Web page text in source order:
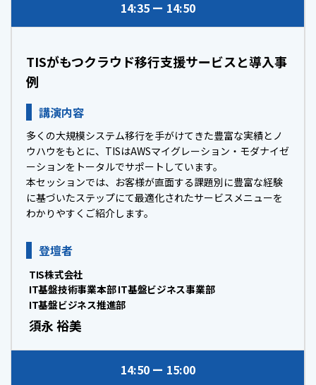
14:35 14:50
TISがもつクラウド移行支援サービスと導入事
例
講演内容
多くの大規模システム移行を手がけてきた豊富な実績とノ
ウハウをもとに、TISはAWSマイグレーション・モダナイゼ
ーションをトータルでサポートしています。
本セッションでは、お客様が直面する課題別に豊富な経験
に基づいたステップにて最適化されたサービスメニューを
わかりやすくご紹介します。
登壇者
TIS株式会社
IT基盤技術事業本部 IT基盤ビジネス事業部
IT基盤ビジネス推進部
須永 裕美
14:50 15:00